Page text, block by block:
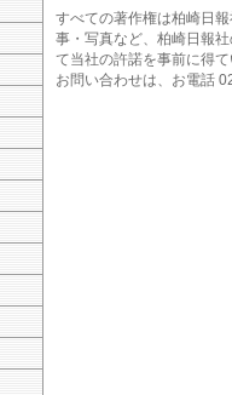
すべての著作権は柏崎日
事・写真など、柏崎日報
て当社の許諾を事前に得
お問い合わせは、お電話